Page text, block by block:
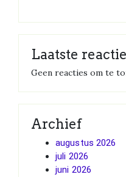
Laatste
Geen reacties om te
Archief
augustus 2026
juli 2026
juni 2026